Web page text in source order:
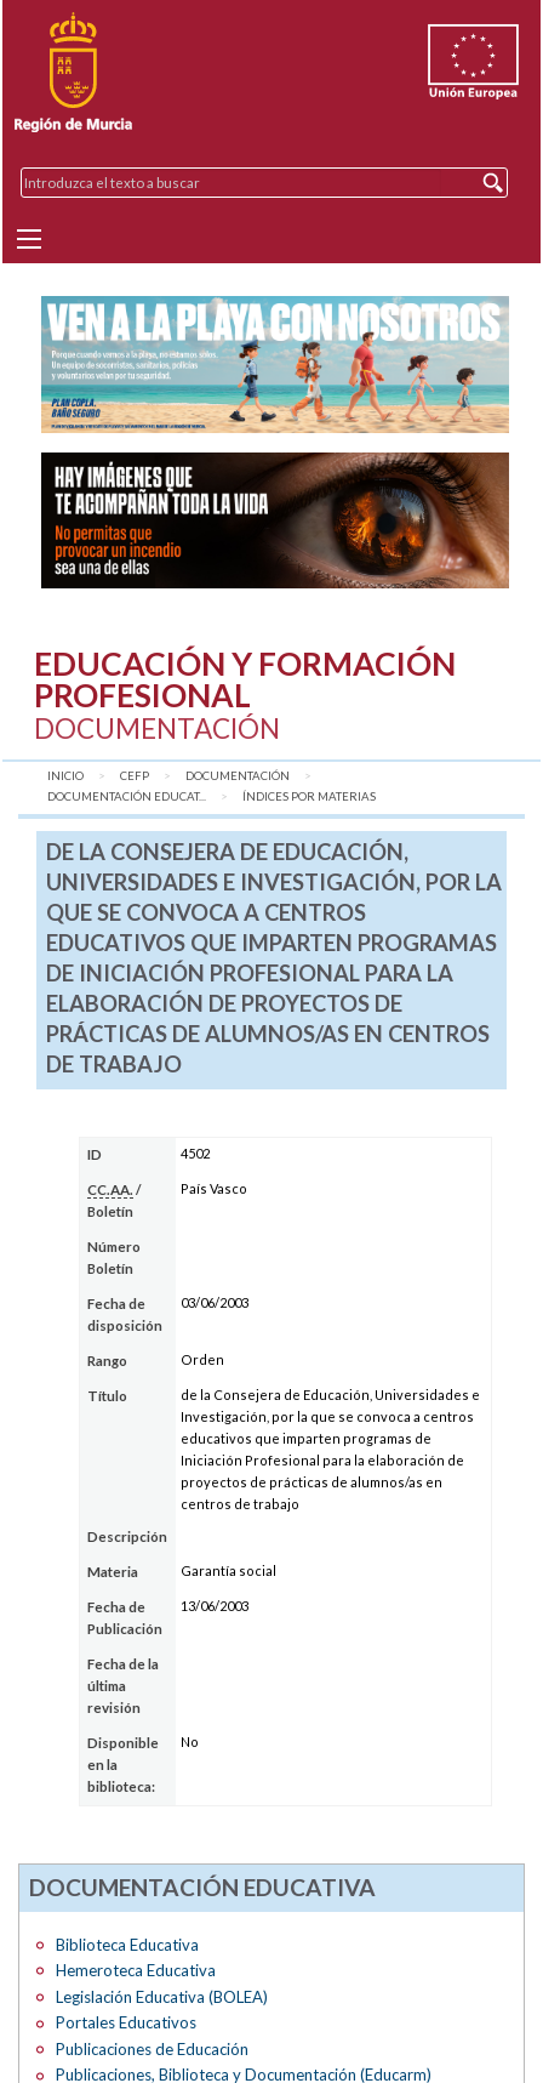
EDUCACIÓN Y FORMACIÓN
PROFESIONAL
DOCUMENTACIÓN
INICIO CEFP
DOCUMENTACIÓN
DOCUMENTACIÓN EDUCAT...
AQUÍ:
ÍNDICES POR MATERIAS
DE LA CONSEJERA DE EDUCACIÓN,
UNIVERSIDADES E INVESTIGACIÓN, POR LA
QUE SE CONVOCA A CENTROS
EDUCATIVOS QUE IMPARTEN PROGRAMAS
DE INICIACIÓN PROFESIONAL PARA LA
ELABORACIÓN DE PROYECTOS DE
PRÁCTICAS DE ALUMNOS/AS EN CENTROS
DE TRABAJO
ID 4502
CC.AA. /
Boletín
País Vasco
Número
Boletín
Fecha de
disposición
03/06/2003
Rango Orden
Título
de la Consejera de Educación, Universidades e
Investigación, por la que se convoca a centros
educativos que imparten programas de
Iniciación Profesional para la elaboración de
proyectos de prácticas de alumnos/as en
centros de trabajo
Descripción
Materia Garantía social
Fecha de
Publicación
13/06/2003
Fecha de la
última
revisión
Disponible
en la
biblioteca:
No
DOCUMENTACIÓN EDUCATIVA
Biblioteca Educativa
Hemeroteca Educativa
Legislación Educativa (BOLEA)
Portales Educativos
Publicaciones de Educación
Publicaciones, Biblioteca y Documentación (Educarm)